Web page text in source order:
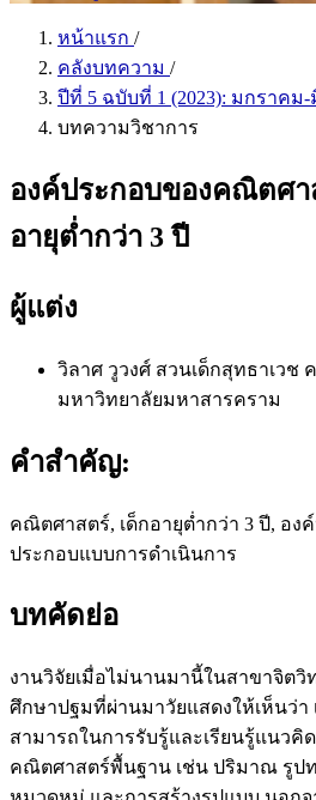
หน้าแรก /
คลังบทความ /
ปีที่ 5 ฉบับที่ 1 (2023): มกราคม-
บทความวิชาการ
องค์ประกอบของคณิตศา
อายุต่ำกว่า 3 ปี
ผู้แต่ง
วิลาศ วูวงศ์ สวนเด็กสุทธาเวช
มหาวิทยาลัยมหาสารคราม
คำสำคัญ:
คณิตศาสตร์, เด็กอายุต่ำกว่า 3 ปี, อง
ประกอบแบบการดำเนินการ
บทคัดย่อ
งานวิจัยเมื่อไม่นานมานี้ในสาขาจิต
ศึกษาปฐมที่ผ่านมาวัยแสดงให้เห็นว่า
สามารถในการรับรู้และเรียนรู้แนวคิ
คณิตศาสตร์พื้นฐาน เช่น ปริมาณ รูป